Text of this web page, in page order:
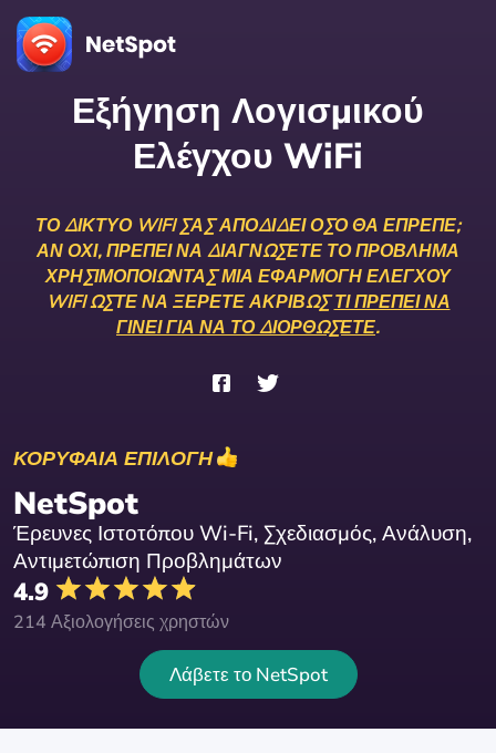
Εξήγηση Λογισμικού
Ελέγχου WiFi
ΤΟ ΔΊΚΤΥΟ WIFI ΣΑΣ ΑΠΟΔΊΔΕΙ ΌΣΟ ΘΑ ΈΠΡΕΠΕ;
ΑΝ ΌΧΙ, ΠΡΈΠΕΙ ΝΑ ΔΙΑΓΝΏΣΕΤΕ ΤΟ ΠΡΌΒΛΗΜΑ
ΧΡΗΣΙΜΟΠΟΙΏΝΤΑΣ ΜΙΑ ΕΦΑΡΜΟΓΉ ΕΛΈΓΧΟΥ
WIFI ΏΣΤΕ ΝΑ ΞΈΡΕΤΕ ΑΚΡΙΒΏΣΤΙ ΠΡΈΠΕΙ ΝΑ
ΓΊΝΕΙ ΓΙΑ ΝΑ ΤΟ ΔΙΟΡΘΏΣΕΤΕ.
ΚΟΡΥΦΑΙΑ ΕΠΙΛΟΓΗ
NetSpot
Έρευνες Ιστοτόπου Wi-Fi, Σχεδιασμός, Ανάλυση,
Αντιμετώπιση Προβλημάτων
4.9
214 Αξιολογήσεις χρηστών
Λάβετε το NetSpot